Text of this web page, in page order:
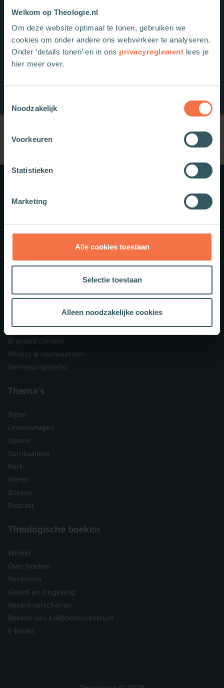
Welkom op Theologie.nl
Om deze website optimaal te tonen, gebruiken we
cookies om onder andere ons webverkeer te analyseren.
Onder ‘details tonen’ en in ons privacyreglement lees je
hier meer over.
Noodzakelijk
Voorkeuren
Statistieken
Marketing
Alle cookies toestaan
Selectie toestaan
Alleen noodzakelijke cookies
Nieuwsbrieven
Veelgestelde vragen
Contact
Branded content
Privacy & voorwaarden
Herroepingsrecht
Thema's
Bijbel
Levensvragen
Opinie
Spiritualiteit
Kerk
Vieren
Boeken
Podcast
Theologische boeken
Winkel
Over boeken
Recensies
Geloof en zingeving
Recent verschenen
Boeken van KokBoekencentrum
E-books